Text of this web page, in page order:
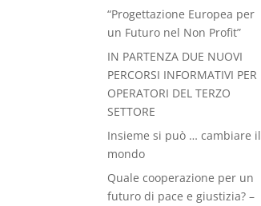
“Progettazione Europea per
un Futuro nel Non Profit”
IN PARTENZA DUE NUOVI
PERCORSI INFORMATIVI PER
OPERATORI DEL TERZO
SETTORE
Insieme si può … cambiare il
mondo
Quale cooperazione per un
futuro di pace e giustizia? –